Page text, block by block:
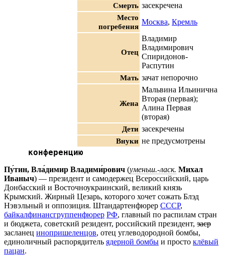
Смерть засекречена
Место
погребения
Москва, Кремль
Отец
Владимир
Владимирович
Спиридонов-
Распутин
Мать зачат непорочно
Жена
Мальвина Ильинична
Вторая (первая);
Алина Первая
(вторая)
Дети засекречены
Внуки не предусмотрены
конференцию
Пу́тин, Вла́димир Владими́рович (уменьш.-ласк. Михал
Иваныч) — президент и самодержец Всероссийский, царь
Донбасский и Восточноукраинский, великий князь
Крымский. Жирный Цезарь, которого хочет сожать Блэд
Нэвэльный и оппозиция. Штандартенфюрер СССР,
байкалфинансгруппенфюрер РФ, главный по распилам стран
и бюджета, советский резидент, российский президент, заср
засланец инопришеленцов, отец углеводородной бомбы,
единоличный распорядитель ядерной бомбы и просто клёвый
пацан.